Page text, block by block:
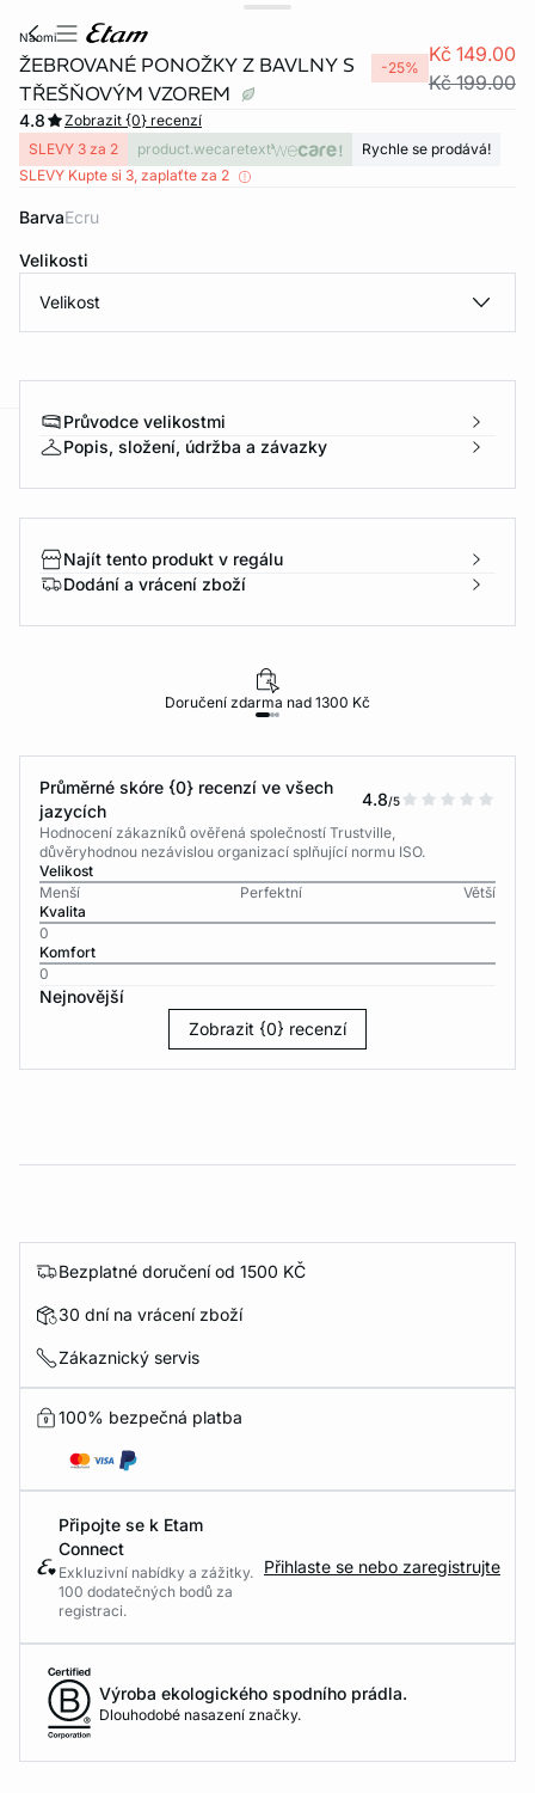
naomi
ŽEBROVANÉ PONOŽKY Z BAVLNY S
TŘEŠŇOVÝM VZOREM
-25%
Kč 149.00
Kč 199.00
4.8
Zobrazit {0} recenzí
SLEVY 3 za 2
product.wecaretext
Rychle se prodává!
SLEVY Kupte si 3, zaplaťte za 2
Barva ecru
Velikosti
Velikost
Průvodce velikostmi
Popis, složení, údržba a závazky
Najít tento produkt v regálu
Dodání a vrácení zboží
Doručení zdarma nad 1300 Kč
Průměrné skóre {0} recenzí ve všech
jazycích
4.8/5
Hodnocení zákazníků ověřená společností Trustville,
důvěryhodnou nezávislou organizací splňující normu ISO.
Velikost
Menší
Perfektní
Větší
Kvalita
0
Komfort
0
Nejnovější
Zobrazit {0} recenzí
Bezplatné doručení od 1500 KČ
30 dní na vrácení zboží
Zákaznický servis
100% bezpečná platba
Připojte se k Etam
Connect
Exkluzivní nabídky a zážitky.
100 dodatečných bodů za
registraci.
Přihlaste se nebo zaregistrujte
Výroba ekologického spodního prádla.
Dlouhodobé nasazení značky.